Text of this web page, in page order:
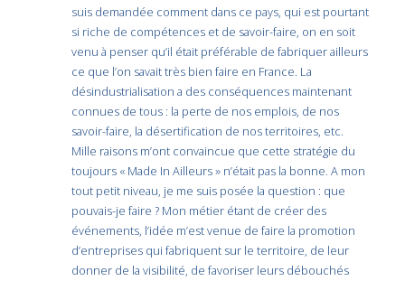
suis demandée comment dans ce pays, qui est pourtant
si riche de compétences et de savoir-faire, on en soit
venu à penser qu’il était préférable de fabriquer ailleurs
ce que l’on savait très bien faire en France. La
désindustrialisation a des conséquences maintenant
connues de tous : la perte de nos emplois, de nos
savoir-faire, la désertification de nos territoires, etc.
Mille raisons m’ont convaincue que cette stratégie du
toujours « Made In Ailleurs » n’était pas la bonne. A mon
tout petit niveau, je me suis posée la question : que
pouvais-je faire ? Mon métier étant de créer des
événements, l’idée m’est venue de faire la promotion
d’entreprises qui fabriquent sur le territoire, de leur
donner de la visibilité, de favoriser leurs débouchés